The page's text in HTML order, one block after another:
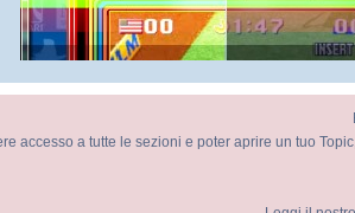
accesso a tutte le sezioni e poter aprire un tuo